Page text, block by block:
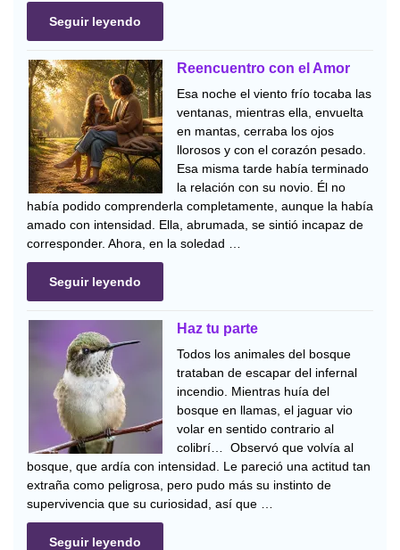
Seguir leyendo
Reencuentro con el Amor
Esa noche el viento frío tocaba las
ventanas, mientras ella, envuelta
en mantas, cerraba los ojos
llorosos y con el corazón pesado.
Esa misma tarde había terminado
la relación con su novio. Él no
había podido comprenderla completamente, aunque la había
amado con intensidad. Ella, abrumada, se sintió incapaz de
corresponder. Ahora, en la soledad …
Seguir leyendo
Haz tu parte
Todos los animales del bosque
trataban de escapar del infernal
incendio. Mientras huía del
bosque en llamas, el jaguar vio
volar en sentido contrario al
colibrí… Observó que volvía al
bosque, que ardía con intensidad. Le pareció una actitud tan
extraña como peligrosa, pero pudo más su instinto de
supervivencia que su curiosidad, así que …
Seguir leyendo